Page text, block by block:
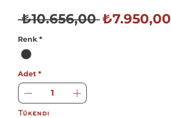
₺10.656,00 Normal
₺7.950,00
Renk *
Adet *
Tükendi